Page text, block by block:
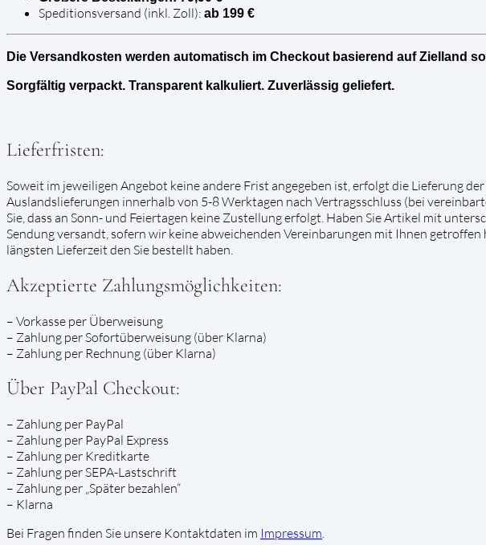
Speditionsversand (inkl. Zoll): ab 199 €
Die Versandkosten werden automatisch im Checkout basierend auf Zielland
Sorgfältig verpackt. Transparent kalkuliert. Zuverlässig geliefert.
Lieferfristen:
Soweit im jeweiligen Angebot keine andere Frist angegeben ist, erfolgt die Lieferung
Auslandslieferungen innerhalb von 5-8 Werktagen nach Vertragsschluss (bei
Sie, dass an Sonn- und Feiertagen keine Zustellung erfolgt. Haben Sie Artikel mit
Sendung versandt, sofern wir keine abweichenden Vereinbarungen mit Ihnen
längsten Lieferzeit den Sie bestellt haben.
Akzeptierte Zahlungsmöglichkeiten:
– Vorkasse per Überweisung
– Zahlung per Sofortüberweisung (über Klarna)
– Zahlung per Rechnung (über Klarna)
Über PayPal Checkout:
– Zahlung per PayPal
– Zahlung per PayPal Express
– Zahlung per Kreditkarte
– Zahlung per SEPA-Lastschrift
– Zahlung per „Später bezahlen“
– Klarna
Bei Fragen finden Sie unsere Kontaktdaten im Impressum.